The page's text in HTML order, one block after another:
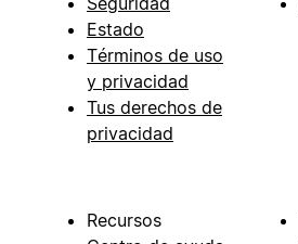
Estado
Términos de uso
y privacidad
Tus derechos de
privacidad
Recursos